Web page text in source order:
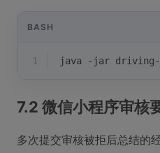
BASH
1 java -jar
7.2 微信小程序审核
多次提交审核被拒后总结的